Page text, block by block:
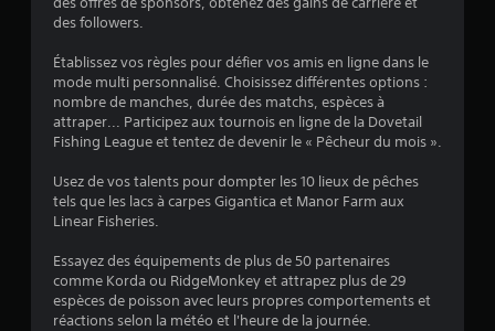
0
8
é
o
i
des followers.
Établissez vos règles pour défier vos amis en ligne dans le
mode multi personnalisé. Choisissez différentes options :
nombre de manches, durée des matchs, espèces à
attraper... Participez aux tournois en ligne de la Dovetail
Fishing League et tentez de devenir le « Pêcheur du mois ».
Usez de vos talents pour dompter les 10 lieux de pêches
tels que les lacs à carpes Gigantica et Manor Farm aux
Linear Fisheries.
Essayez des équipements de plus de 50 partenaires
comme Korda ou RidgeMonkey et attrapez plus de 29
espèces de poisson avec leurs propres comportements et
réactions selon la météo et l'heure de la journée.